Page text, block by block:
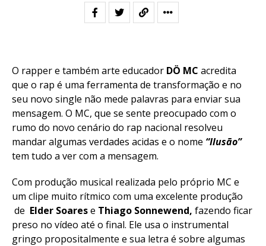
O rapper e também arte educador DÖ MC acredita
que o rap é uma ferramenta de transformação e no
seu novo single não mede palavras para enviar sua
mensagem. O MC, que se sente preocupado com o
rumo do novo cenário do rap nacional resolveu
mandar algumas verdades acidas e o nome “Ilusão”
tem tudo a ver com a mensagem.
Com produção musical realizada pelo próprio MC e
um clipe muito rítmico com uma excelente produção
de Elder Soarese Thiago Sonnewend, fazendo ficar
preso no vídeo até o final. Ele usa o instrumental
gringo propositalmente e sua letra é sobre algumas